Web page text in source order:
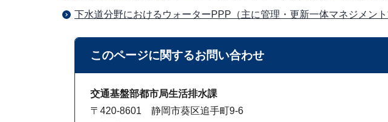
下水道分野におけるウォーターPPP（主に管理・更新一体マネジメン
このページに関するお問い合わせ
交通基盤部都市局生活排水課
〒420-8601 静岡市葵区追手町9-6